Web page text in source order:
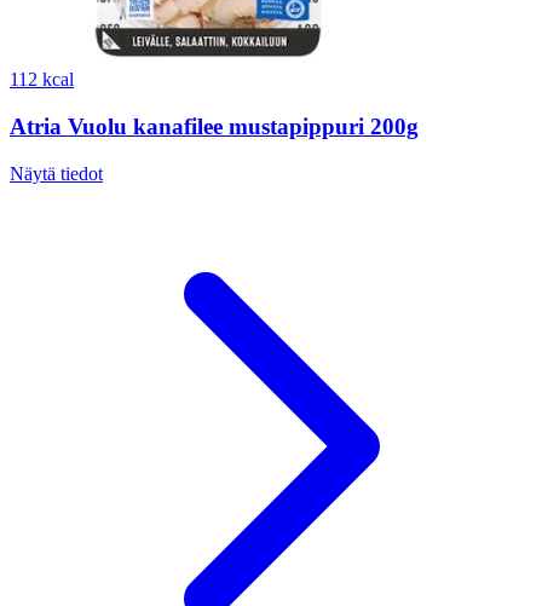
112 kcal
Atria Vuolu kanafilee mustapippuri 200g
Näytä tiedot